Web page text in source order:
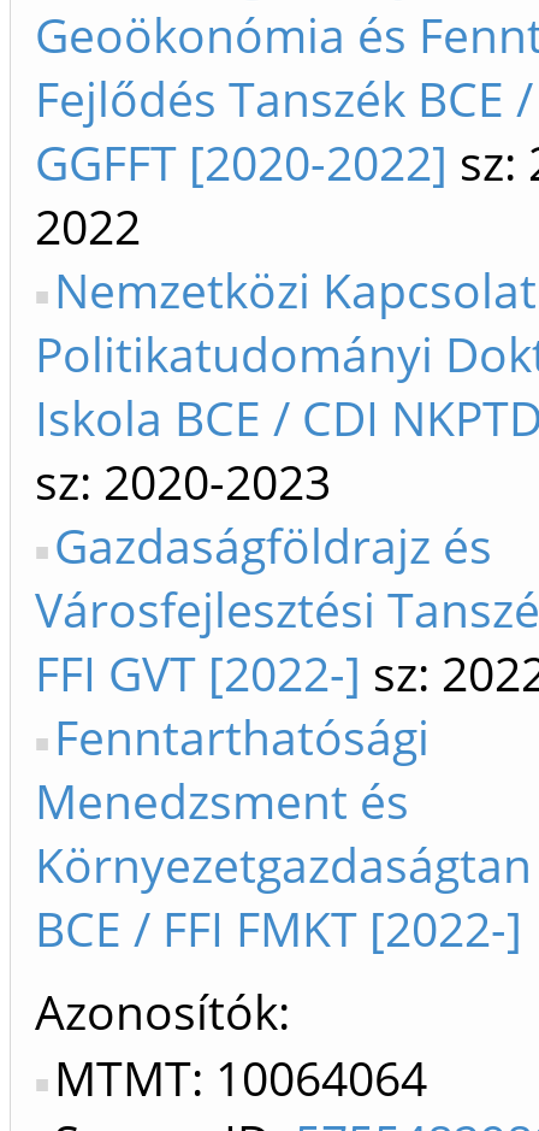
Geoökonómia és
Fejlődés Tanszék BCE
GGFFT [2020-2022] sz:
2022
Nemzetközi
Politikatudományi
Iskola BCE / CDI
sz: 2020-2023
Gazdaságföldrajz és
Városfejlesztési
FFI GVT [2022-] sz:
Fenntarthatósági
Menedzsment és
BCE / FFI FMKT [2022-]
Azonosítók
MTMT: 10064064